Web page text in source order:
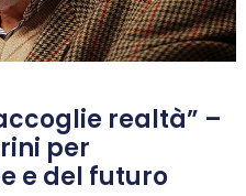
realtà” –
per
e del futuro